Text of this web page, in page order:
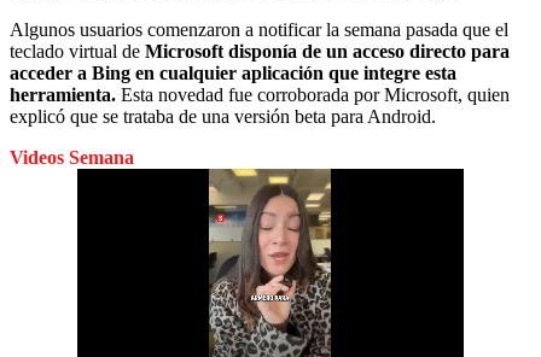
Algunos usuarios comenzaron a notificar la semana pasada que el
teclado virtual de Microsoft disponía de un acceso directo para
acceder a Bing en cualquier aplicación que integre esta
herramienta. Esta novedad fue corroborada por Microsoft, quien
explicó que se trataba de una versión beta para Android.
Videos Semana